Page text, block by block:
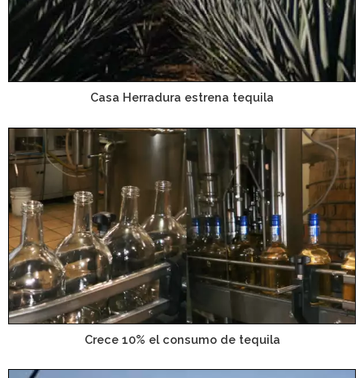
Casa Herradura estrena tequila
Crece 10% el consumo de tequila